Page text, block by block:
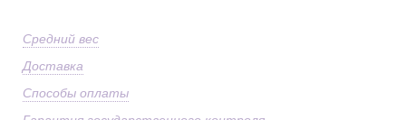
Средний вес
Доставка
Способы оплаты